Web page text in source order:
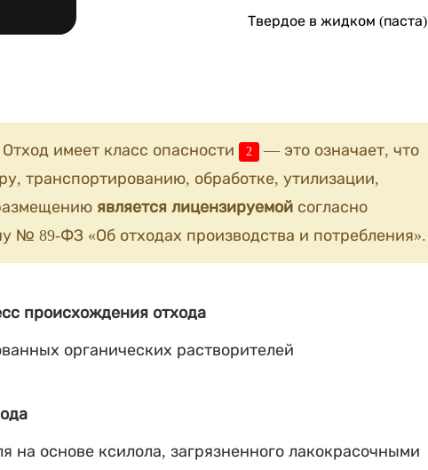
Твердое в жидком (паста)
Отход имеет класс опасности 2
— это означает, что
транспортированию, обработке, утилизации,
является лицензируемой согласно
№ 89-ФЗ «Об отходах производства и потребления».
происхождения отхода
органических растворителей
на основе ксилола, загрязненного лакокрасочными